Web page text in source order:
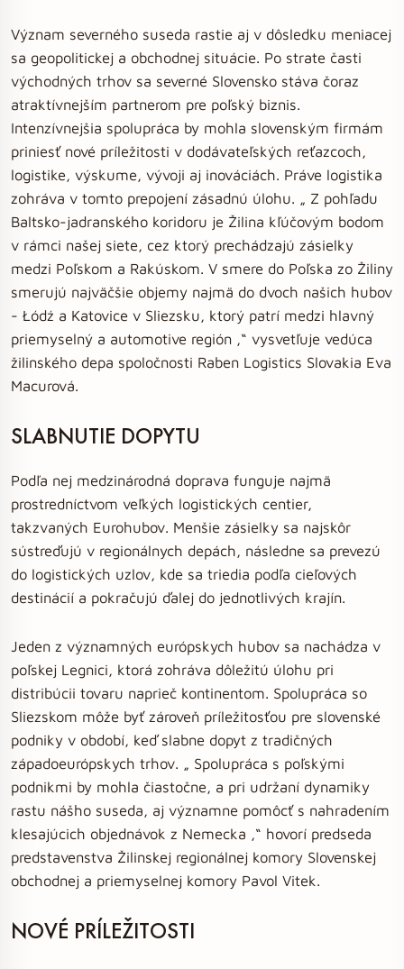
Význam severného suseda rastie aj v dôsledku meniacej
sa geopolitickej a obchodnej situácie. Po strate časti
východných trhov sa severné Slovensko stáva čoraz
atraktívnejším partnerom pre poľský biznis.
Intenzívnejšia spolupráca by mohla slovenským firmám
priniesť nové príležitosti v dodávateľských reťazcoch,
logistike, výskume, vývoji aj inováciách. Práve logistika
zohráva v tomto prepojení zásadnú úlohu. „ Z pohľadu
Baltsko-jadranského koridoru je Žilina kľúčovým bodom
v rámci našej siete, cez ktorý prechádzajú zásielky
medzi Poľskom a Rakúskom. V smere do Poľska zo Žiliny
smerujú najväčšie objemy najmä do dvoch našich hubov
- Łódź a Katovice v Sliezsku, ktorý patrí medzi hlavný
priemyselný a automotive región ,“ vysvetľuje vedúca
žilinského depa spoločnosti Raben Logistics Slovakia Eva
Macurová.
SLABNUTIE DOPYTU
Podľa nej medzinárodná doprava funguje najmä
prostredníctvom veľkých logistických centier,
takzvaných Eurohubov. Menšie zásielky sa najskôr
sústreďujú v regionálnych depách, následne sa prevezú
do logistických uzlov, kde sa triedia podľa cieľových
destinácií a pokračujú ďalej do jednotlivých krajín.
Jeden z významných európskych hubov sa nachádza v
poľskej Legnici, ktorá zohráva dôležitú úlohu pri
distribúcii tovaru naprieč kontinentom. Spolupráca so
Sliezskom môže byť zároveň príležitosťou pre slovenské
podniky v období, keď slabne dopyt z tradičných
západoeurópskych trhov. „ Spolupráca s poľskými
podnikmi by mohla čiastočne, a pri udržaní dynamiky
rastu nášho suseda, aj významne pomôcť s nahradením
klesajúcich objednávok z Nemecka ,“ hovorí predseda
predstavenstva Žilinskej regionálnej komory Slovenskej
obchodnej a priemyselnej komory Pavol Vitek.
NOVÉ PRÍLEŽITOSTI